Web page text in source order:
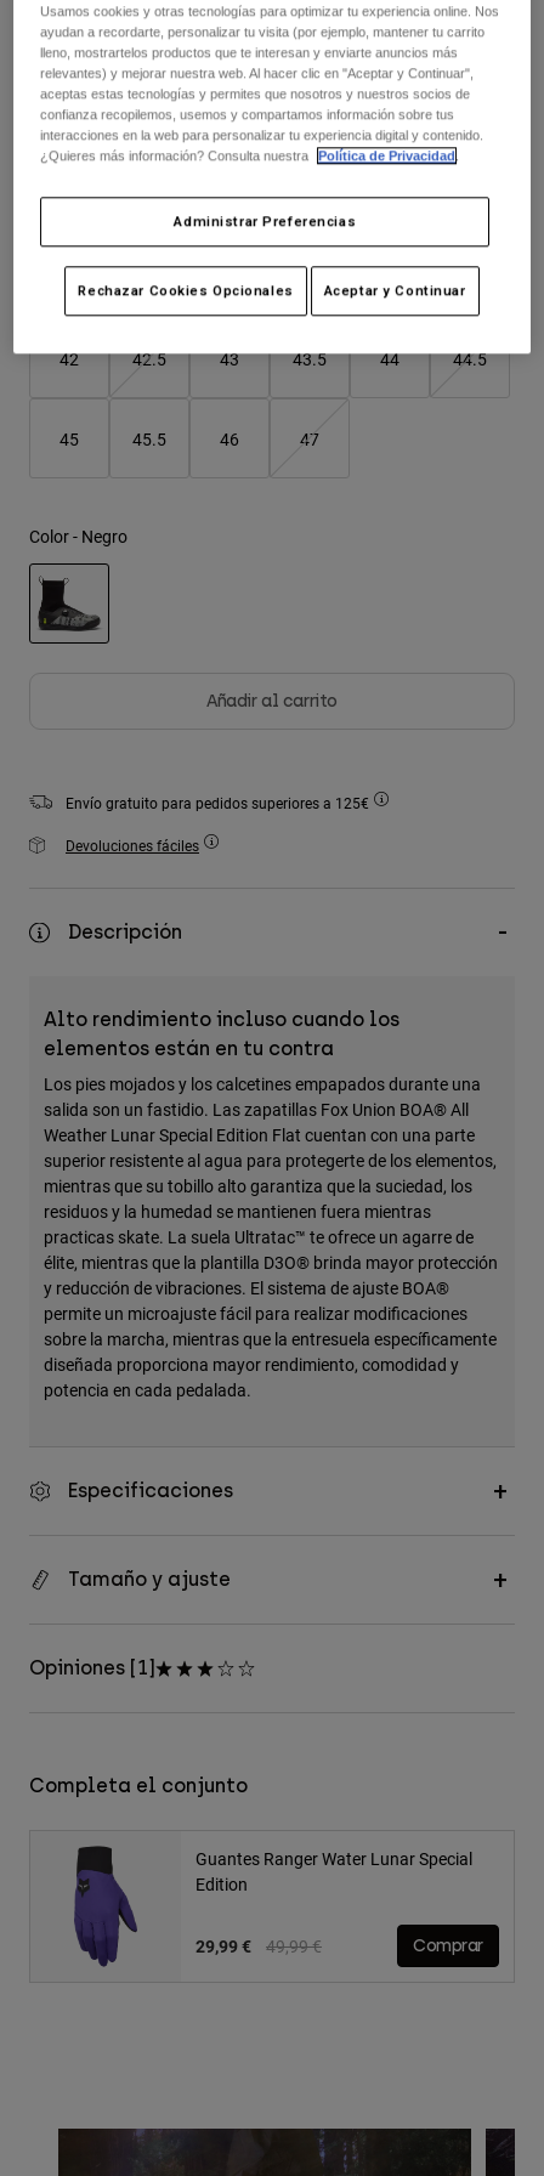
Explorar MTB
Guía de cuidado de cascos
Explorar Moto
Product Help
Guía de Equipamiento de Moto
Guía de cuidado de cascos
Guía de cuidado de las botas
Camisetas
Sudaderas
Ver todo
Accesorios
Gorras y Gorros
Bolsas y Mochilas
Stickers
Ver todo
Chaquetas
Calcetines
Ver todo
Chaquetas
Pantalones
Accesorios
Ver Todo
Price reduced from
239,99 €to167,99 € 30% OFF
Ver el kit enteroaquí.
42 42.5 43 43.5 44 44.5
45 45.5 46 47
Color - Negro
Añadir al carrito
Envío gratuito para pedidos superiores a 125€
Devoluciones fáciles
Descripción
Alto rendimiento incluso cuando los
elementos están en tu contra
Los pies mojados y los calcetines empapados durante una
salida son un fastidio. Las zapatillas Fox Union BOA® All
Weather Lunar Special Edition Flat cuentan con una parte
superior resistente al agua para protegerte de los elementos,
mientras que su tobillo alto garantiza que la suciedad, los
residuos y la humedad se mantienen fuera mientras
practicas skate. La suela Ultratac™ te ofrece un agarre de
élite, mientras que la plantilla D3O® brinda mayor protección
y reducción de vibraciones. El sistema de ajuste BOA®
permite un microajuste fácil para realizar modificaciones
sobre la marcha, mientras que la entresuela específicamente
diseñada proporciona mayor rendimiento, comodidad y
potencia en cada pedalada.
Especificaciones
Tamaño y ajuste
Opiniones [1]
Completa el conjunto
Guantes Ranger Water Lunar Special
Edition
Price reduced from
49,99 €to
29,99 € Comprar
Usamos cookies y otras tecnologías para optimizar tu experiencia online. Nos
ayudan a recordarte, personalizar tu visita (por ejemplo, mantener tu carrito
lleno, mostrartelos productos que te interesan y enviarte anuncios más
relevantes) y mejorar nuestra web. Al hacer clic en "Aceptar y Continuar",
aceptas estas tecnologías y permites que nosotros y nuestros socios de
confianza recopilemos, usemos y compartamos información sobre tus
interacciones en la web para personalizar tu experiencia digital y contenido.
¿Quieres más información? Consulta nuestra
Política de Privacidad
Administrar Preferencias
Rechazar Cookies Opcionales Aceptar y Continuar